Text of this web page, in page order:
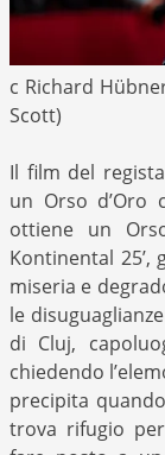
c Richard
Scott)
Il film del
un Orso d’Oro
ottiene un
Kontinental
miseria e
le
di Cluj,
chiedendo
precipita
trova rifugio